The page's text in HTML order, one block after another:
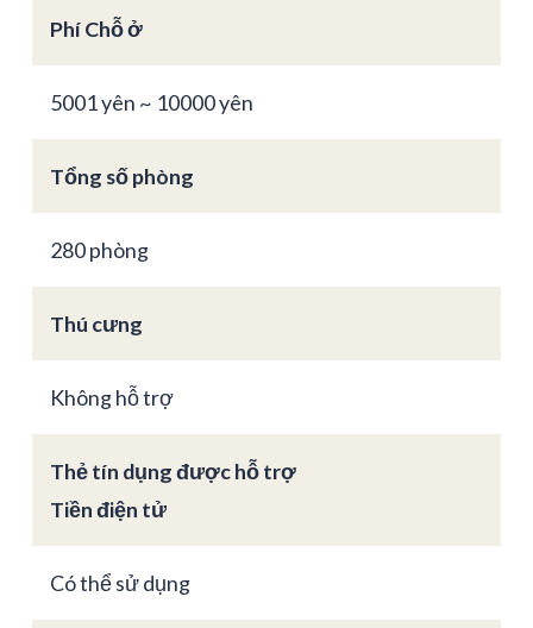
Phí Chỗ ở
5001 yên ~ 10000 yên
Tổng số phòng
280 phòng
Thú cưng
Không hỗ trợ
Thẻ tín dụng được hỗ trợ
Tiền điện tử
Có thể sử dụng